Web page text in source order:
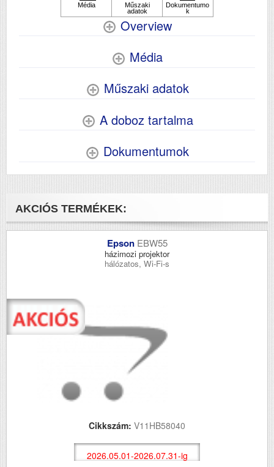
Overview
Média
Műszaki adatok
A doboz tartalma
Dokumentumok
AKCIÓS TERMÉKEK:
Epson EBW55
házimozi projektor
hálózatos, Wi-Fi-s
Cikkszám: V11HB58040
2026.05.01-2026.07.31-ig